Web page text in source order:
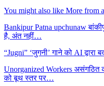
You might also like More from
Bankipur Patna upchunaw
है, अंत नहीं…
“Jugni” ‘जुगनी’ गाने को AI द्वारा
Unorganized Workers असंगठित
को बूथ स्तर पर…